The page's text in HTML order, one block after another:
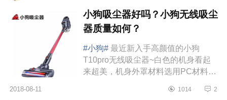
小狗吸尘器好吗？小狗无线吸尘
器质量如何？
#小狗# 最近新入手高颜值的小狗
T10pro无线吸尘器~白色的机身看起
来超美，机身外罩材料选用PC材料，
不会发黄~主机很轻，仅有1.5KG左
2018-08-11 1014 2